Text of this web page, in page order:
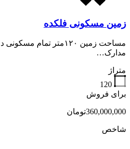
زمین مسکونی فلکده
مساحت زمین ۱۲۰متر تمام
مدارک…
متراژ
120
برای فروش
360,000,000تومان
شاخص